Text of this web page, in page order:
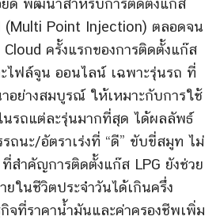
ยด พัฒนาสำหรับการติดตั้งแก๊ส
(Multi Point Injection) ตลอดจน
ครั้งแรกของการติดตั้งแก๊ส
ไฟล์จูน ออนไลน์ เฉพาะรุ่นรถ ที่
ย่างสมบูรณ์ ให้เหมาะกับการใช้
รถแต่ละรุ่นมากที่สุด ได้ผลลัพธ์
ถนะ/อัตราเร่งที่ “ดี” ขับขี่สมูท ไม่
สำคัญการติดตั้งแก๊ส LPG ยังช่วย
ในชีวิตประจำวันได้เกินครึ่ง
จที่ราคาน้ำมันและค่าครองชีพเพิ่ม